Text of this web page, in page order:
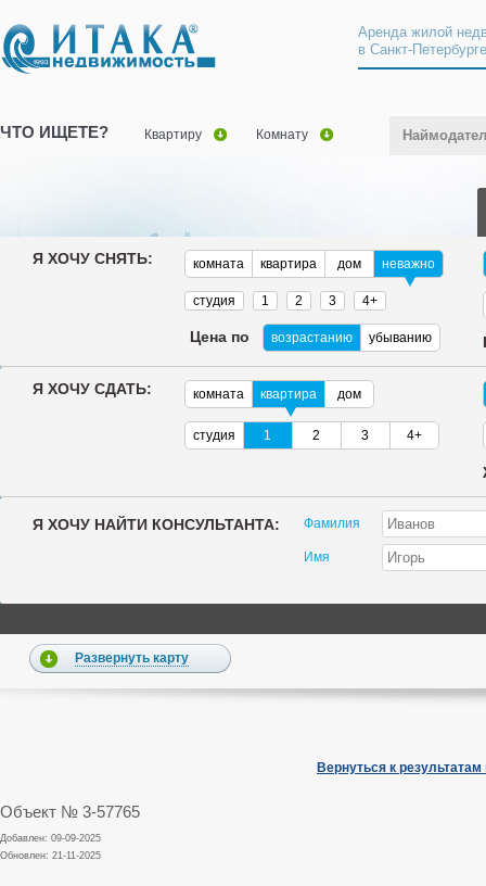
Аренда жилой
в Санкт-
ЧТО ИЩЕТЕ? Квартиру Комнату
Я ХОЧУ СНЯТЬ: комната квартира дом неважно
студия 1 2 3 4+
Цена по возрастанию убыванию
Я ХОЧУ СДАТЬ: комната квартира дом
студия 1 2 3 4+
Я ХОЧУ НАЙТИ КОНСУЛЬТАНТА: Фамилия
Имя
Развернуть карту
Вернуться к результатам
Объект № 3-57765
Добавлен: 09-09-2025
Обновлен: 21-11-2025